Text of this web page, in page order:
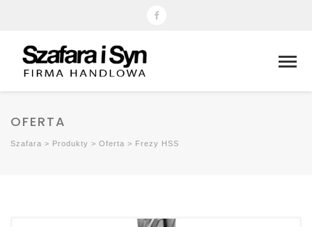
OFERTA
Szafara > Produkty > Oferta > Frezy HSS